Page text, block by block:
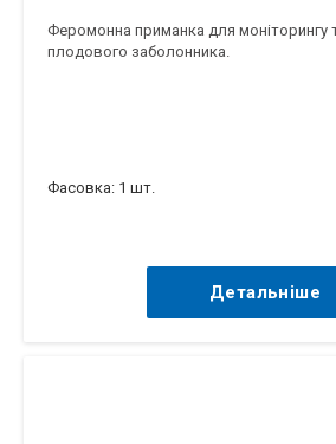
Феромонна приманка для моніторингу
плодового заболонника.
Фасовка: 1 шт.
Детальніше